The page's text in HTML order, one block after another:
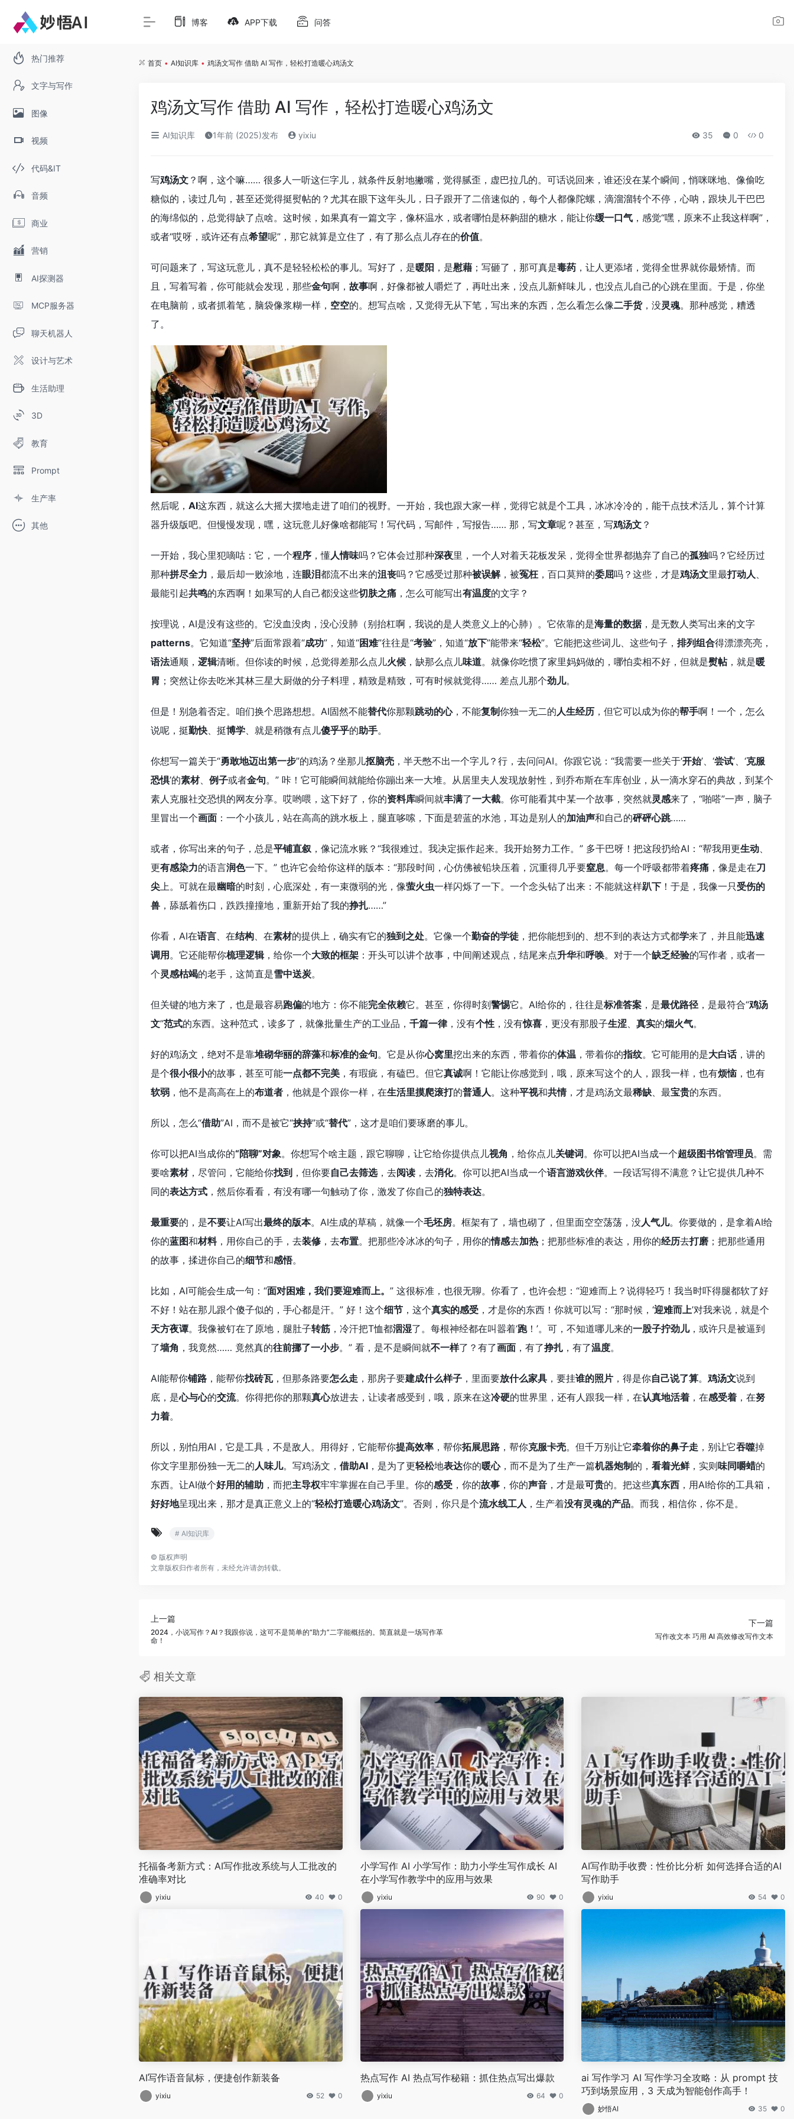
热门推荐
文字与写作
图像
视频
代码&IT
音频
商业
营销
AI探测器
MCP服务器
聊天机器人
设计与艺术
生活助理
3D
教育
Prompt
生产率
其他
博客 APP下载 问答
首页 • AI知识库 • 鸡汤文写作 借助 AI 写作，轻松打造暖心鸡汤文
鸡汤文写作 借助 AI 写作，轻松打造暖心鸡汤文
AI知识库 1年前 (2025)发布 yixiu 35 0 0
写鸡汤文 ？啊，这个嘛…… 很多人一听这仨字儿，就条件反射地撇嘴，觉得腻歪，虚巴拉几的。可话说回来，谁还没在某个瞬间，悄咪咪地、像偷吃
糖似的，读过几句，甚至还觉得挺熨帖的？尤其在眼下这年头儿，日子跟开了二倍速似的，每个人都像陀螺，滴溜溜转个不停，心呐，跟块儿干巴巴
的海绵似的，总觉得缺了点啥。这时候，如果真有一篇文字，像杯温水，或者哪怕是杯齁甜的糖水，能让你缓一口气 ，感觉“嘿，原来不止我这样啊”，
或者“哎呀，或许还有点希望呢”，那它就算是立住了，有了那么点儿存在的价值。
可问题来了，写这玩意儿，真不是轻轻松松的事儿。写好了，是暖阳 ，是慰藉 ；写砸了，那可真是毒药 ，让人更添堵，觉得全世界就你最矫情。而
且，写着写着，你可能就会发现，那些金句啊， 故事啊，好像都被人嚼烂了，再吐出来，没点儿新鲜味儿，也没点儿自己的心跳在里面。于是，你坐
在电脑前，或者抓着笔，脑袋像浆糊一样， 空空的。想写点啥，又觉得无从下笔，写出来的东西，怎么看怎么像二手货，没灵魂。那种感觉，糟透
了。
然后呢， AI这东西，就这么大摇大摆地走进了咱们的视野。一开始，我也跟大家一样，觉得它就是个工具，冰冰冷冷的，能干点技术活儿，算个计算
器升级版吧。但慢慢发现，嘿，这玩意儿好像啥都能写！写代码，写邮件，写报告…… 那，写文章呢？甚至，写鸡汤文 ？
一开始，我心里犯嘀咕：它，一个程序 ，懂人情味吗？它体会过那种深夜里，一个人对着天花板发呆，觉得全世界都抛弃了自己的孤独吗？它经历过
那种拼尽全力 ，最后却一败涂地，连眼泪都流不出来的沮丧吗？它感受过那种被误解，被冤枉 ，百口莫辩的委屈吗？这些，才是鸡汤文里最打动人、
最能引起共鸣的东西啊！如果写的人自己都没这些切肤之痛 ，怎么可能写出有温度的文字？
按理说，AI是没有这些的。它没血没肉，没心没肺（别抬杠啊，我说的是人类意义上的心肺）。它依靠的是海量的数据，是无数人类写出来的文字
patterns。它知道“坚持”后面常跟着“成功”，知道“困难”往往是“考验”，知道“放下”能带来“轻松”。它能把这些词儿、这些句子， 排列组合得漂漂亮亮，
语法通顺， 逻辑清晰。但你读的时候，总觉得差那么点儿火候 ，缺那么点儿味道。就像你吃惯了家里妈妈做的，哪怕卖相不好，但就是熨帖，就是暖
胃 ；突然让你去吃米其林三星大厨做的分子料理，精致是精致，可有时候就觉得…… 差点儿那个劲儿。
但是！别急着否定。咱们换个思路想想。AI固然不能替代你那颗跳动的心，不能复制你独一无二的人生经历 ，但它可以成为你的帮手啊！一个，怎么
说呢，挺勤快、挺博学、就是稍微有点儿傻乎乎的助手。
你想写一篇关于“勇敢地迈出第一步”的鸡汤？坐那儿抠脑壳 ，半天憋不出一个字儿？行，去问问AI。你跟它说：“我需要一些关于‘开始’、‘尝试’、‘克服
恐惧’的素材、 例子或者金句。” 咔！它可能瞬间就能给你蹦出来一大堆。从居里夫人发现放射性，到乔布斯在车库创业，从一滴水穿石的典故，到某个
素人克服社交恐惧的网友分享。哎哟喂，这下好了，你的资料库瞬间就丰满了一大截。你可能看其中某一个故事，突然就灵感来了，“啪嗒”一声，脑子
里冒出一个画面 ：一个小孩儿，站在高高的跳水板上，腿直哆嗦，下面是碧蓝的水池，耳边是别人的加油声和自己的砰砰心跳……
或者，你写出来的句子，总是平铺直叙 ，像记流水账？“我很难过。我决定振作起来。我开始努力工作。” 多干巴呀！把这段扔给AI：“帮我用更生动、
更有感染力的语言润色一下。” 也许它会给你这样的版本：“那段时间，心仿佛被铅块压着，沉重得几乎要窒息。每一个呼吸都带着疼痛 ，像是走在刀
尖上。可就在最幽暗的时刻，心底深处，有一束微弱的光，像萤火虫一样闪烁了一下。一个念头钻了出来：不能就这样趴下 ！于是，我像一只受伤的
兽 ，舔舐着伤口，跌跌撞撞地，重新开始了我的挣扎……”
你看，AI在语言、在结构、在素材的提供上，确实有它的独到之处。它像一个勤奋的学徒 ，把你能想到的、想不到的表达方式都学来了，并且能迅速
调用 。它还能帮你梳理逻辑，给你一个大致的框架 ：开头可以讲个故事，中间阐述观点，结尾来点升华和呼唤。对于一个缺乏经验的写作者，或者一
个灵感枯竭的老手，这简直是雪中送炭。
但关键的地方来了，也是最容易跑偏的地方：你不能完全依赖它。甚至，你得时刻警惕它。AI给你的，往往是标准答案 ，是最优路径，是最符合“鸡汤
文”范式的东西。这种范式，读多了，就像批量生产的工业品， 千篇一律，没有个性 ，没有惊喜 ，更没有那股子生涩、 真实的烟火气。
好的鸡汤文，绝对不是靠堆砌华丽的辞藻和标准的金句。它是从你心窝里挖出来的东西，带着你的体温 ，带着你的指纹。它可能用的是大白话，讲的
是个很小很小的故事，甚至可能一点都不完美 ，有瑕疵，有磕巴。但它真诚啊！它能让你感觉到，哦，原来写这个的人，跟我一样，也有烦恼，也有
软弱 ，他不是高高在上的布道者 ，他就是个跟你一样，在生活里摸爬滚打的普通人。这种平视和共情，才是鸡汤文最稀缺、最宝贵的东西。
所以，怎么“借助”AI，而不是被它“挟持”或“替代”，这才是咱们要琢磨的事儿。
你可以把AI当成你的“陪聊”对象。你想写个啥主题，跟它聊聊，让它给你提供点儿视角 ，给你点儿关键词。你可以把AI当成一个超级图书馆管理员。需
要啥素材，尽管问，它能给你找到 ，但你要自己去筛选，去阅读 ，去消化。你可以把AI当成一个语言游戏伙伴。一段话写得不满意？让它提供几种不
同的表达方式 ，然后你看看，有没有哪一句触动了你，激发了你自己的独特表达。
最重要的，是不要让AI写出最终的版本。AI生成的草稿，就像一个毛坯房。框架有了，墙也砌了，但里面空空荡荡，没人气儿。你要做的，是拿着AI给
你的蓝图和材料，用你自己的手，去装修 ，去布置。把那些冷冰冰的句子，用你的情感去加热 ；把那些标准的表达，用你的经历去打磨 ；把那些通用
的故事，揉进你自己的细节和感悟。
比如，AI可能会生成一句：“面对困难，我们要迎难而上。 ” 这很标准，也很无聊。你看了，也许会想：“迎难而上？说得轻巧！我当时吓得腿都软了好
不好！站在那儿跟个傻子似的，手心都是汗。” 好！这个细节 ，这个真实的感受 ，才是你的东西！你就可以写：“那时候，‘迎难而上’对我来说，就是个
天方夜谭。我像被钉在了原地，腿肚子转筋 ，冷汗把T恤都洇湿了。每根神经都在叫嚣着‘跑！’。可，不知道哪儿来的一股子拧劲儿，或许只是被逼到
了墙角 ，我竟然…… 竟然真的往前挪了一小步。” 看，是不是瞬间就不一样了？有了画面 ，有了挣扎 ，有了温度。
AI能帮你铺路 ，能帮你找砖瓦，但那条路要怎么走 ，那房子要建成什么样子 ，里面要放什么家具 ，要挂谁的照片 ，得是你自己说了算。 鸡汤文说到
底，是心与心的交流。你得把你的那颗真心放进去，让读者感受到，哦，原来在这冷硬的世界里，还有人跟我一样，在认真地活着 ，在感受着 ，在努
力着。
所以，别怕用AI，它是工具，不是敌人。用得好，它能帮你提高效率 ，帮你拓展思路 ，帮你克服卡壳。但千万别让它牵着你的鼻子走 ，别让它吞噬掉
你文字里那份独一无二的人味儿。写鸡汤文， 借助AI ，是为了更轻松地表达你的暖心，而不是为了生产一篇机器炮制 的， 看着光鲜，实则味同嚼蜡的
东西。让AI做个好用的辅助 ，而把主导权牢牢掌握在自己手里。你的感受 ，你的故事 ，你的声音 ，才是最可贵的。把这些真东西 ，用AI给你的工具箱，
好好地呈现出来，那才是真正意义上的“轻松打造暖心鸡汤文”。否则，你只是个流水线工人 ，生产着没有灵魂的产品。而我，相信你，你不是。
# AI知识库
© 版权声明
文章版权归作者所有，未经允许请勿转载。
上一篇
2024，小说写作？AI？我跟你说，这可不是简单的“助力”二字能概括的。简直就是一场写作革
命！
下一篇
写作改文本 巧用 AI 高效修改写作文本
相关文章
托福备考新方式：AI写作批改系统与人工批改的
准确率对比
yixiu 40 0
小学写作 AI 小学写作：助力小学生写作成长 AI
在小学写作教学中的应用与效果
yixiu 90 0
AI写作助手收费：性价比分析 如何选择合适的AI
写作助手
yixiu 54 0
AI写作语音鼠标，便捷创作新装备
yixiu 52 0
热点写作 AI 热点写作秘籍：抓住热点写出爆款
yixiu 64 0
ai 写作学习 AI 写作学习全攻略：从 prompt 技
巧到场景应用，3 天成为智能创作高手！
妙悟AI 35 0